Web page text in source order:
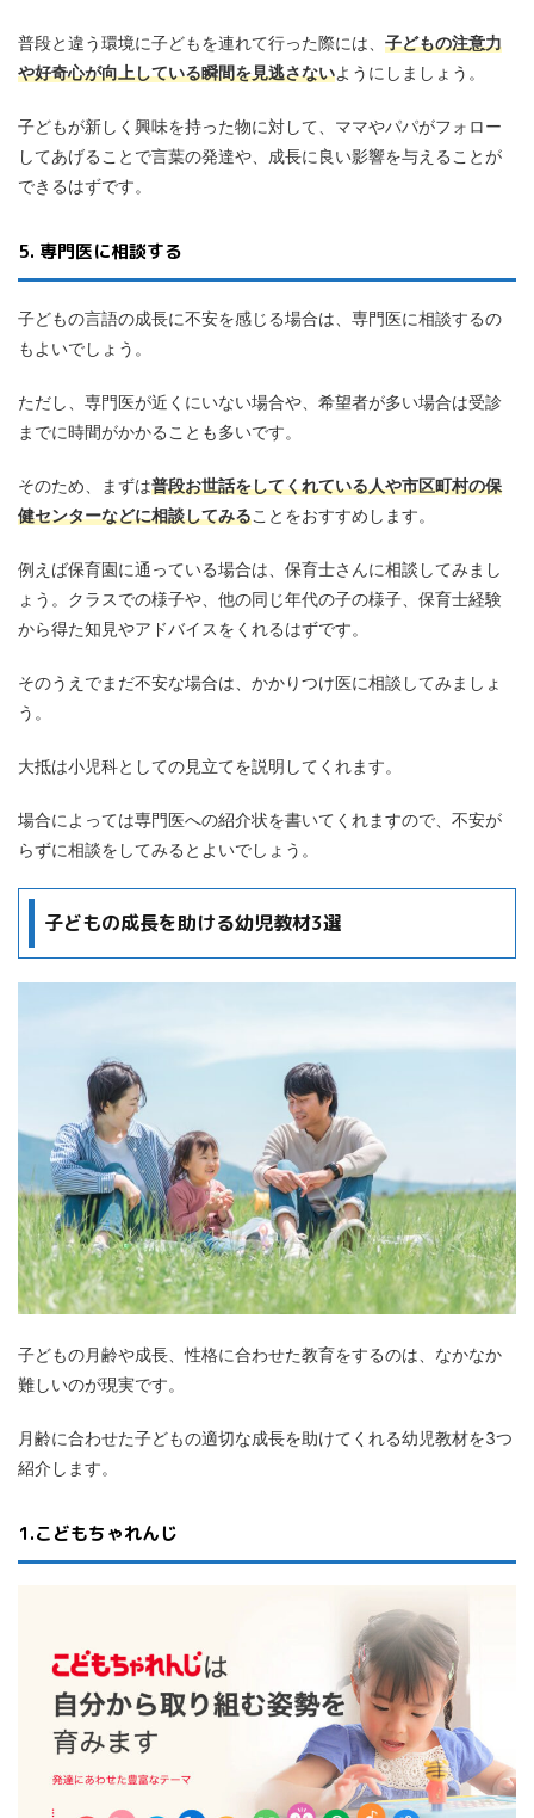
普段と違う環境に子どもを連れて行った際には、 子どもの注意力
や好奇心が向上している瞬間を見逃さないようにしましょう。
子どもが新しく興味を持った物に対して、ママやパパがフォロー
してあげることで言葉の発達や、成長に良い影響を与えることが
できるはずです。
5. 専門医に相談する
子どもの言語の成長に不安を感じる場合は、専門医に相談するの
もよいでしょう。
ただし、専門医が近くにいない場合や、希望者が多い場合は受診
までに時間がかかることも多いです。
そのため、まずは普段お世話をしてくれている人や市区町村の保
健センターなどに相談してみることをおすすめします。
例えば保育園に通っている場合は、保育士さんに相談してみまし
ょう。クラスでの様子や、他の同じ年代の子の様子、保育士経験
から得た知見やアドバイスをくれるはずです。
そのうえでまだ不安な場合は、かかりつけ医に相談してみましょ
う。
大抵は小児科としての見立てを説明してくれます。
場合によっては専門医への紹介状を書いてくれますので、不安が
らずに相談をしてみるとよいでしょう。
子どもの成長を助ける幼児教材3選
子どもの月齢や成長、性格に合わせた教育をするのは、なかなか
難しいのが現実です。
月齢に合わせた子どもの適切な成長を助けてくれる幼児教材を3つ
紹介します。
1.こどもちゃれんじ